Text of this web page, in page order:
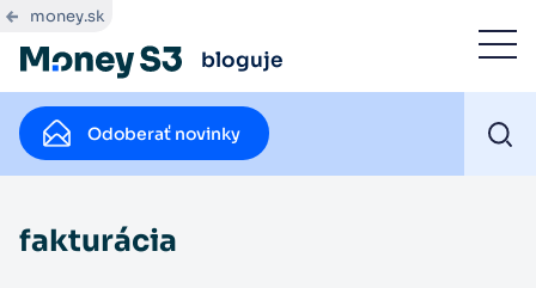
money.sk
bloguje
Odoberať novinky
fakturácia